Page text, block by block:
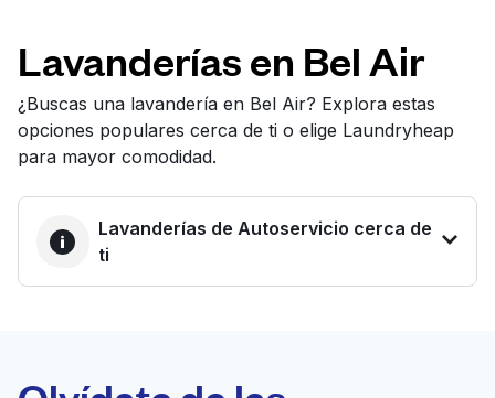
United States ES
Lavanderías en Bel Air
¿Buscas una lavandería en Bel Air? Explora estas
opciones populares cerca de ti o elige Laundryheap
para mayor comodidad.
Lavanderías de Autoservicio cerca de
ti
Laundryheap.com